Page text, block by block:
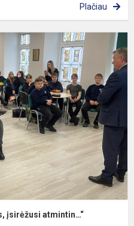
Plačiau
įsirėžusi atmintin…“